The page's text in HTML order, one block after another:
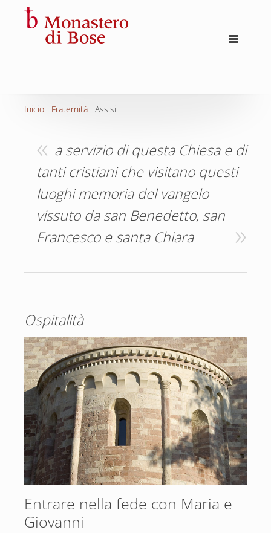
Inicio Fraternità Assisi
a servizio di questa Chiesa e di
tanti cristiani che visitano questi
luoghi memoria del vangelo
vissuto da san Benedetto, san
Francesco e santa Chiara
Ospitalità
Entrare nella fede con Maria e
Giovanni